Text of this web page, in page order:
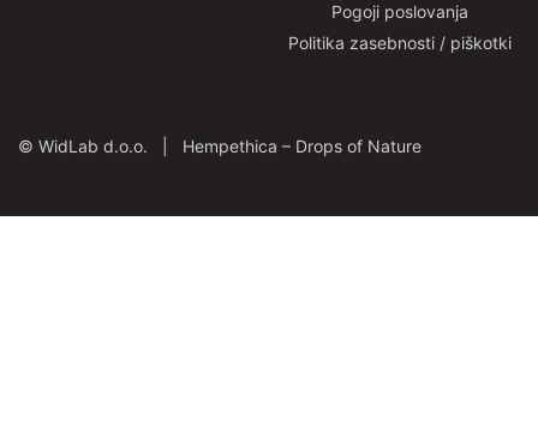
Pogoji poslovanja
Politika zasebnosti / piškotki
© WidLab d.o.o. | Hempethica – Drops of Nature